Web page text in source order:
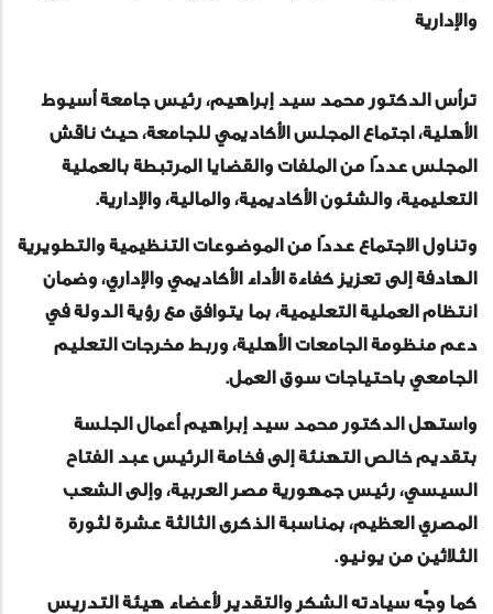
والإدارية
ترأس الدكتور محمد سيد إبراهيم، رئيس جامعة أسيوط
الأهلية، اجتماع المجلس الأكاديمي للجامعة، حيث ناقش
المجلس عددًا من الملفات والقضايا المرتبطة بالعملية
التعليمية، والشئون الأكاديمية، والمالية، والإدارية.
وتناول الاجتماع عددًا من الموضوعات التنظيمية والتطويرية
الهادفة إلى تعزيز كفاءة الأداء الأكاديمي والإداري، وضمان
انتظام العملية التعليمية، بما يتوافق مع رؤية الدولة في
دعم منظومة الجامعات الأهلية، وربط مخرجات التعليم
الجامعي باحتياجات سوق العمل.
واستهل الدكتور محمد سيد إبراهيم أعمال الجلسة
بتقديم خالص التهنئة إلى فخامة الرئيس عبد الفتاح
السيسي، رئيس جمهورية مصر العربية، وإلى الشعب
المصري العظيم، بمناسبة الذكرى الثالثة عشرة لثورة
الثلاثين من يونيو.
كما وجَّه سيادته الشكر والتقدير لأعضاء هيئة التدريس